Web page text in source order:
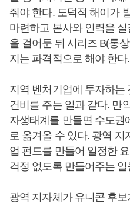
줘야 한다. 도덕적 해이가
마련하고 본사와 인력을
을 걸어둔 뒤 시리즈 B(통
지는 파격적으로 해야 한다.
지역 벤처기업에 투자하는
건비를 주는 일과 같다. 만
자생태계를 만들면 수도권
로 옮겨올 수 있다. 광역 지
업 펀드를 만들어 일정한
걱정 없도록 만들어주는
광역 지자체가 유니콘 후